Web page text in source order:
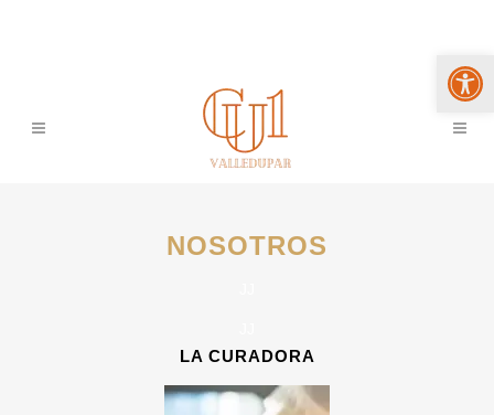
Abrir
NOSOTROS
LA CURADORA